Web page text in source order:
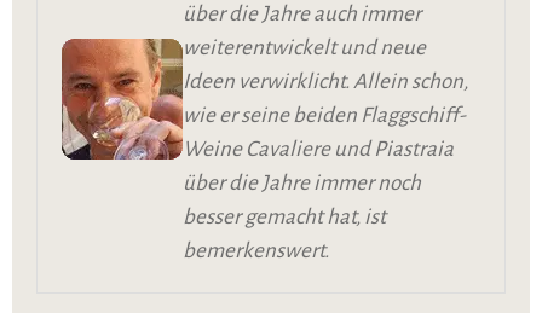
über die Jahre auch immer
weiterentwickelt und neue
Ideen verwirklicht. Allein schon,
wie er seine beiden Flaggschiff-
Weine Cavaliere und Piastraia
über die Jahre immer noch
besser gemacht hat, ist
bemerkenswert.